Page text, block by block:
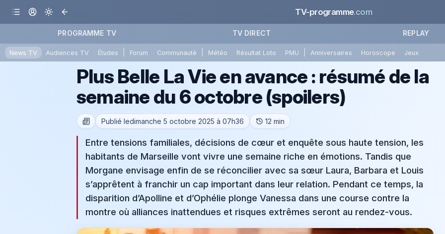
TV-programme.com
PROGRAMME TV TV DIRECT REPLAY
News TV Audiences TV Études Forum Communauté Météo Résultat Loto PMU Anniversaires Horoscope Jeux
Plus Belle La Vie en avance : résumé de la
semaine du 6 octobre (spoilers)
Publié ledimanche 5 octobre 2025 à 07h36 12 min
Entre tensions familiales, décisions de cœur et enquête sous haute tension, les
habitants de Marseille vont vivre une semaine riche en émotions. Tandis que
Morgane envisage enfin de se réconcilier avec sa sœur Laura, Barbara et Louis
s’apprêtent à franchir un cap important dans leur relation. Pendant ce temps, la
disparition d’Apolline et d’Ophélie plonge Vanessa dans une course contre la
montre où alliances inattendues et risques extrêmes seront au rendez-vous.